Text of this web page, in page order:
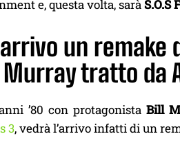
e, questa volta, saràS.O.S
un remake
Murray tratto da
’80 con protagonista Bill
3, vedrà l’arrivo infatti di un